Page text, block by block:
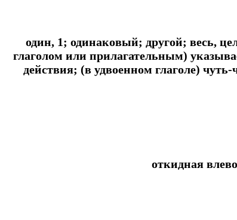
один, 1; одинаковый; другой; весь,
глаголом или прилагательным)
действия; (в удвоенном глаголе) чуть-
откидная